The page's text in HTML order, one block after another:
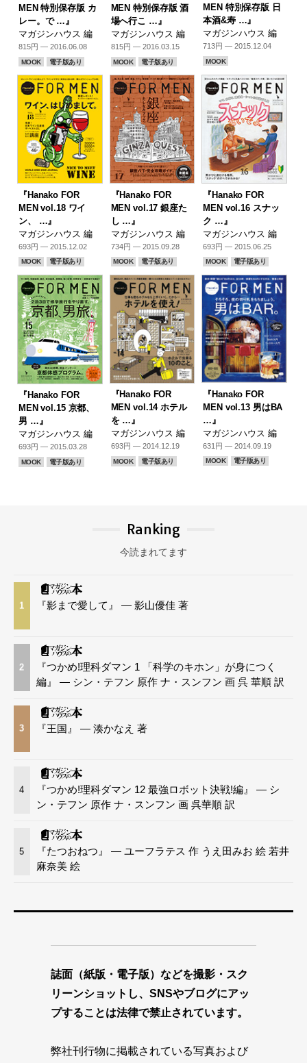
MEN 特別保存版 カ
レー。で …』
マガジンハウス 編
815円 — 2016.06.08
MOOK 電子版あり
MEN 特別保存版 酒
場へ行こ …』
マガジンハウス 編
815円 — 2016.03.15
MOOK 電子版あり
MEN 特別保存版 日
本酒&寿 …』
マガジンハウス 編
713円 — 2015.12.04
MOOK
『Hanako FOR
MEN vol.18 ワイ
ン、 …』
マガジンハウス 編
693円 — 2015.12.02
MOOK 電子版あり
『Hanako FOR
MEN vol.17 銀座た
し …』
マガジンハウス 編
734円 — 2015.09.28
MOOK 電子版あり
『Hanako FOR
MEN vol.16 スナッ
ク …』
マガジンハウス 編
693円 — 2015.06.25
MOOK 電子版あり
『Hanako FOR
MEN vol.15 京都、
男 …』
マガジンハウス 編
693円 — 2015.03.28
MOOK 電子版あり
『Hanako FOR
MEN vol.14 ホテル
を …』
マガジンハウス 編
693円 — 2014.12.19
MOOK 電子版あり
『Hanako FOR
MEN vol.13 男はBA
…』
マガジンハウス 編
631円 — 2014.09.19
MOOK 電子版あり
Ranking
今読まれてます
1 『影まで愛して』 — 影山優佳 著
2
『つかめ!理科ダマン 1 「科学のキホン」が身につく
編』 — シン・テフン 原作 ナ・スンフン 画 呉 華順 訳
3 『王国』 — 湊かなえ 著
4
『つかめ!理科ダマン 12 最強ロボット決戦!編』 — シ
ン・テフン 原作 ナ・スンフン 画 呉華順 訳
5
『たつおねつ』 — ユーフラテス 作 うえ田みお 絵 若井
麻奈美 絵
誌面（紙版・電子版）などを撮影・スク
リーンショットし、SNSやブログにアッ
プすることは法律で禁止されています。
弊社刊行物に掲載されている写真および